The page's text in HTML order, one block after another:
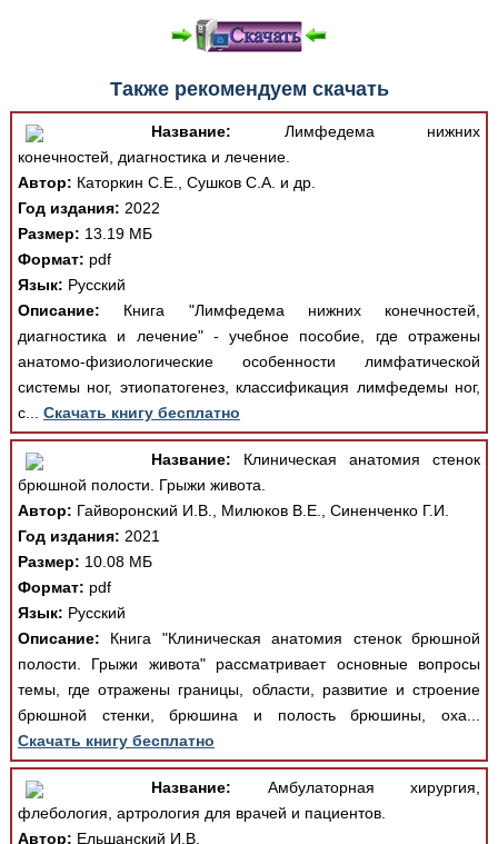
Также рекомендуем скачать
Название: Лимфедема нижних
конечностей, диагностика и лечение.
Автор: Каторкин С.Е., Сушков С.А. и др.
Год издания: 2022
Размер: 13.19 МБ
Формат: pdf
Язык: Русский
Описание: Книга "Лимфедема нижних конечностей,
диагностика и лечение" - учебное пособие, где отражены
анатомо-физиологические особенности лимфатической
системы ног, этиопатогенез, классификация лимфедемы ног,
с... Скачать книгу бесплатно
Название: Клиническая анатомия стенок
брюшной полости. Грыжи живота.
Автор: Гайворонский И.В., Милюков В.Е., Синенченко Г.И.
Год издания: 2021
Размер: 10.08 МБ
Формат: pdf
Язык: Русский
Описание: Книга "Клиническая анатомия стенок брюшной
полости. Грыжи живота" рассматривает основные вопросы
темы, где отражены границы, области, развитие и строение
брюшной стенки, брюшина и полость брюшины, оха...
Скачать книгу бесплатно
Название: Амбулаторная хирургия,
флебология, артрология для врачей и пациентов.
Автор: Ельшанский И.В.